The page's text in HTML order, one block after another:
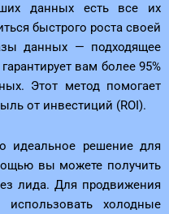
данных есть все их
быстрого роста своей
данных — подходящее
вам более 95%
Этот метод помогает
от инвестиций (ROI).
идеальное решение для
вы можете получить
лида. Для продвижения
холодные